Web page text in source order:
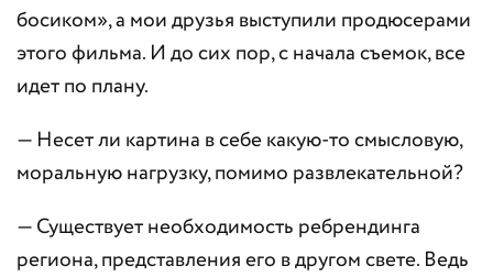
босиком», а мои друзья выступили продюсерами
этого фильма. И до сих пор, с начала съемок, все
идет по плану.
— Несет ли картина в себе какую-то смысловую,
моральную нагрузку, помимо развлекательной?
— Существует необходимость ребрендинга
региона, представления его в другом свете. Ведь